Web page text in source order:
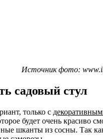
Источник фото:
садовый стул
только с
будет очень красиво
шканты из сосны. Так